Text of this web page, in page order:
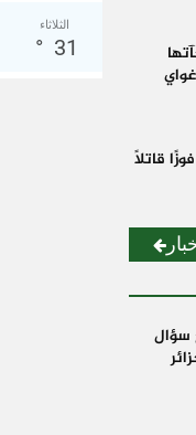
الثلاثاء
31
°
قاتلًا
سؤال